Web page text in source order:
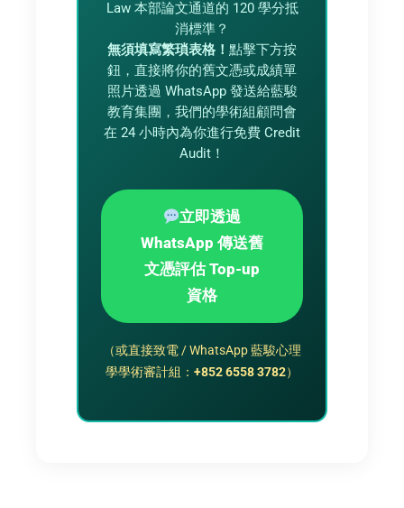
Law 本部論文通道的 120 學分抵
消標準？
無須填寫繁瑣表格！ 點擊下方按
鈕，直接將你的舊文憑或成績單
照片透過 WhatsApp 發送給藍駿
教育集團，我們的學術組顧問會
在 24 小時內為你進行免費 Credit
Audit！
立即透過
WhatsApp 傳送舊
文憑評估 Top-up
資格
（或直接致電 / WhatsApp 藍駿心理
學學術審計組： +852 6558 3782）